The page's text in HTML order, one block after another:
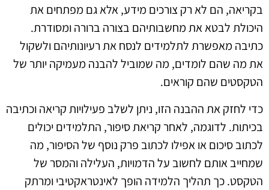
בקריאה, הם לא רק צורכים מידע, אלא גם מפתחים את
היכולת לבטא את מחשבותיהם בצורה ברורה ומסודרת.
כתיבה מאפשרת לתלמידים לנסח את רעיונותיהם ולשקול
את מה שהם לומדים, מה שמוביל להבנה מעמיקה יותר של
הטקסטים שהם קוראים.
כדי לחזק את ההבנה הזו, ניתן לשלב פעילויות קריאה וכתיבה
בכיתות. לדוגמה, לאחר קריאת סיפור, התלמידים יכולים
לכתוב סיכום או אפילו לכתוב פרק נוסף של הסיפור, מה
שמחייב אותם לחשוב על הדמויות, העלילה והמסר של
הטקסט. כך תהליך הלמידה הופך לאינטראקטיבי ומרתק